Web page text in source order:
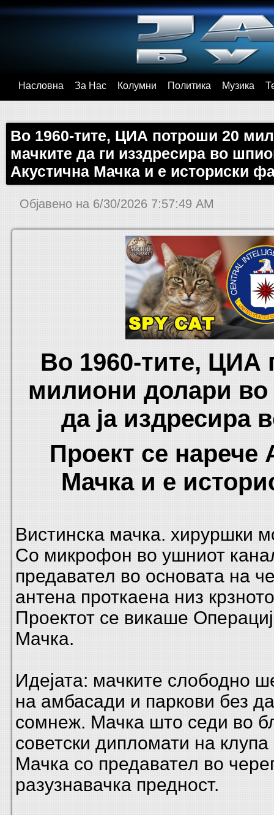
Насловна За Нас Колумни Политика Музика
Во 1960-тите, ЦИА потроши 20
мачките да ги изздресира во
Акустична Мачка и е историски
Објавено на 6/30/2026 7:57:49 AM
Во 1960-тите, ЦИА
милиони долари во
да ја издресира
Проект се нарече
Мачка и е
Вистинска мачка. хируршки
Со микрофон во ушниот
предавател во основата на
антена проткаена низ
Проектот се викаше
Мачка.
Идејата: мачките слободно
на амбасади и паркови без
сомнеж. Мачка што седи во
советски дипломати на
Мачка со предавател во
разузнавачка предност.